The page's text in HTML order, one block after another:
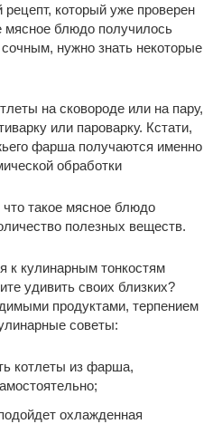
который уже проверен
мясное блюдо получилось
нужно знать некоторые
на сковороде или на пару,
или пароварку. Кстати,
фарша получаются именно
обработки
такое мясное блюдо
полезных веществ.
к кулинарным тонкостям
удивить своих близких?
продуктами, терпением
советы:
котлеты из фарша,
охлажденная